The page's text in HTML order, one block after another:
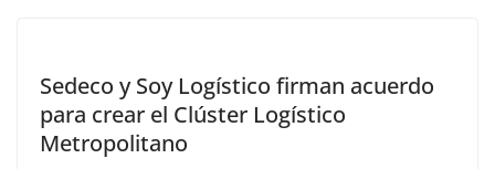
Sedeco y Soy Logístico firman acuerdo
para crear el Clúster Logístico
Metropolitano